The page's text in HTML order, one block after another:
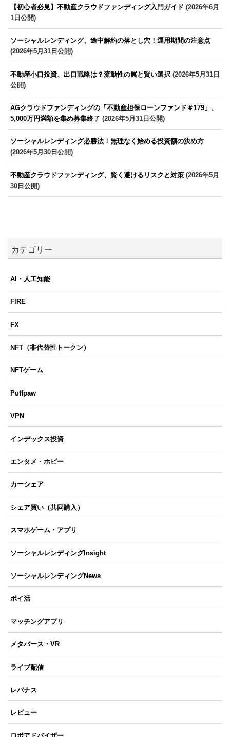
【初心者必見】不動産クラウドファンディング入門ガイド (2026年6月
1日公開)
ソーシャルレンディング、途中解約の落とし穴！運用期間の注意点
(2026年5月31日公開)
不動産小口投資、出口戦略は？流動性の罠と賢い選択 (2026年5月31日
公開)
AGクラウドファンディングの「不動産担保ローンファンド＃179」、
5,000万円満額を集め募集終了 (2026年5月31日公開)
ソーシャルレンディング必勝法！無理なく始める投資額の決め方
(2026年5月30日公開)
不動産クラウドファンディング、賢く避けるリスクと対策 (2026年5月
30日公開)
カテゴリー
AI・人工知能
FIRE
FX
NFT（非代替性トークン）
NFTゲーム
Puffpaw
VPN
インデックス投資
エンタメ・ホビー
カーシェア
シェア買い（共同購入）
スマホゲーム・アプリ
ソーシャルレンディングInsight
ソーシャルレンディングNews
ポイ活
マッチングアプリ
メタバース・VR
ライブ配信
レバナス
レビュー